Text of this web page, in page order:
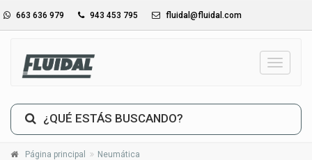
663 636 979 943 453 795 fluidal@fluidal.com
¿QUÉ ESTÁS BUSCANDO?
Página principal
Neumática